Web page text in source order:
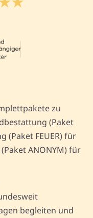
zu
(Paket
(Paket FEUER) für
ANONYM) für
begleiten und